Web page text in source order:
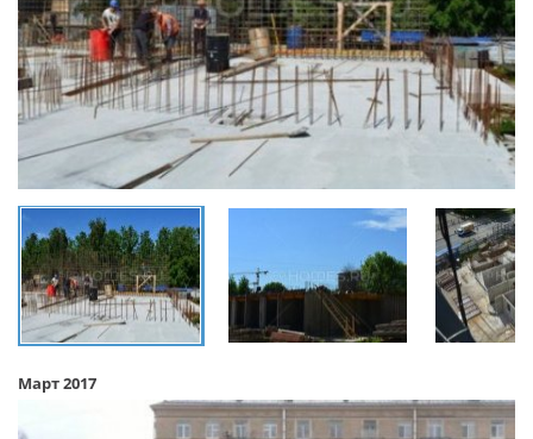
Март 2017